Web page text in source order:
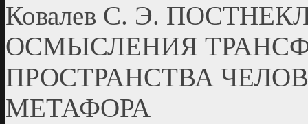
Ковалев С. Э.
ОСМЫСЛЕНИЯ
ПРОСТРАНСТВА
МЕТАФОРА